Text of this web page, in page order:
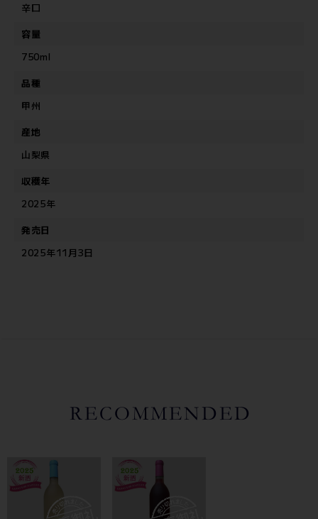
辛口
容量
750ml
品種
甲州
産地
山梨県
収穫年
2025年
発売日
2025年11月3日